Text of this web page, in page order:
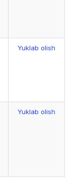
Yuklab olish
Yuklab olish